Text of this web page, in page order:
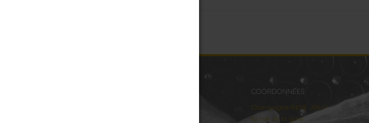
COORDONNÉES
Champagne RENE JOLLY
10 rue de la gare